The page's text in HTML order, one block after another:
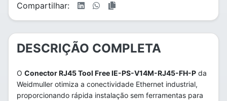
Compartilhar:
DESCRIÇÃO COMPLETA
O Conector RJ45 Tool Free IE-PS-V14M-RJ45-FH-P da
Weidmuller otimiza a conectividade Ethernet industrial,
proporcionando rápida instalação sem ferramentas para